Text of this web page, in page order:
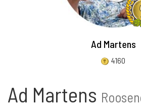
Ad Martens
4160
Ad Martens